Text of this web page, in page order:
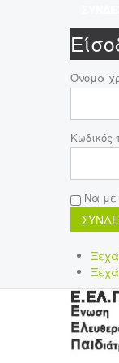
Όνομα
Κωδικός
Να με